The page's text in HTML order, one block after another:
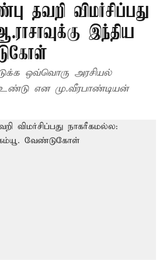
தவறி விமர்சிப்பது
இந்திய
ஒவ்வொரு அரசியல்
என மு.வீரபாண்டியன்